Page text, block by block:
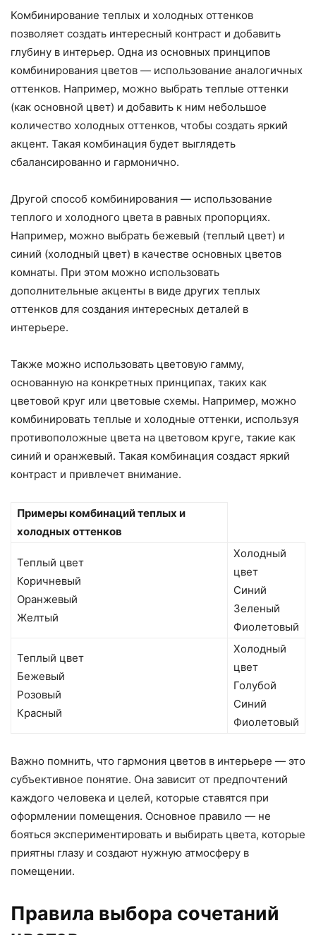
Комбинирование теплых и холодных оттенков
позволяет создать интересный контраст и добавить
глубину в интерьер. Одна из основных принципов
комбинирования цветов — использование аналогичных
оттенков. Например, можно выбрать теплые оттенки
(как основной цвет) и добавить к ним небольшое
количество холодных оттенков, чтобы создать яркий
акцент. Такая комбинация будет выглядеть
сбалансированно и гармонично.
Другой способ комбинирования — использование
теплого и холодного цвета в равных пропорциях.
Например, можно выбрать бежевый (теплый цвет) и
синий (холодный цвет) в качестве основных цветов
комнаты. При этом можно использовать
дополнительные акценты в виде других теплых
оттенков для создания интересных деталей в
интерьере.
Также можно использовать цветовую гамму,
основанную на конкретных принципах, таких как
цветовой круг или цветовые схемы. Например, можно
комбинировать теплые и холодные оттенки, используя
противоположные цвета на цветовом круге, такие как
синий и оранжевый. Такая комбинация создаст яркий
контраст и привлечет внимание.
Примеры комбинаций теплых и
холодных оттенков
Теплый цвет
Коричневый
Оранжевый
Желтый
Холодный
цвет
Синий
Зеленый
Фиолетовый
Теплый цвет
Бежевый
Розовый
Красный
Холодный
цвет
Голубой
Синий
Фиолетовый
Важно помнить, что гармония цветов в интерьере — это
субъективное понятие. Она зависит от предпочтений
каждого человека и целей, которые ставятся при
оформлении помещения. Основное правило — не
бояться экспериментировать и выбирать цвета, которые
приятны глазу и создают нужную атмосферу в
помещении.
Правила выбора сочетаний